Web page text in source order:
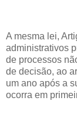
A mesma lei,
administrativos
de processos
de decisão, ao
um ano após a
ocorra em